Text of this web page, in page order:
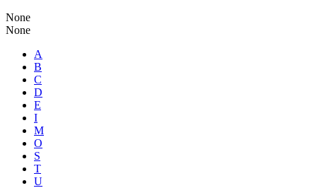
None
None
A
B
C
D
E
I
M
O
S
T
U